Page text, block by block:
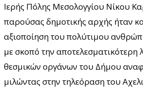
Ιερής Πόλης Μεσολογγίου Νίκου
παρούσας δημοτικής αρχής ήταν
αξιοποίηση του πολύτιμου
με σκοπό την αποτελεσματικότερη
θεσμικών οργάνων του Δήμου
μιλώντας στην τηλεόραση του